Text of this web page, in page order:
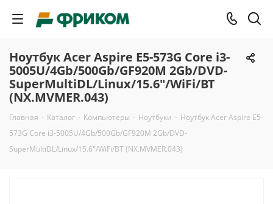
Ноутбук Acer Aspire E5-573G Core i3-
5005U/4Gb/500Gb/GF920M 2Gb/DVD-
SuperMultiDL/Linux/15.6"/WiFi/BT
(NX.MVMER.043)
Главная - Каталог - Компьютеры - Ноутбуки - Ноутбук Acer Aspire E5-
573G Core i3-5005U/4Gb/500Gb/GF920M 2Gb/DVD-
SuperMultiDL/Linux/15.6"/WiFi/BT (NX.MVMER.043)